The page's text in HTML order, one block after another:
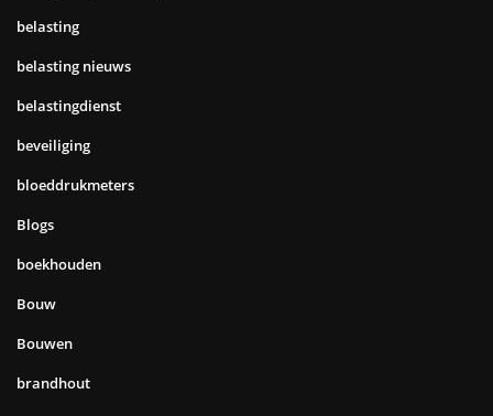
belasting
belasting nieuws
belastingdienst
beveiliging
bloeddrukmeters
Blogs
boekhouden
Bouw
Bouwen
brandhout